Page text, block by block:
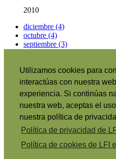
Utilizamos cookies para
interactúas con nuestra
experiencia. Si continúas
nuestra web, aceptas el
nuestra política de
Política de privacidad de
Política de cookies de LFI
2010
diciembre (4)
octubre (4)
septiembre (3)
Información sobre el portal
Suscribirse|
RSS•
English |
日本語
Português|
Italiano|
Français